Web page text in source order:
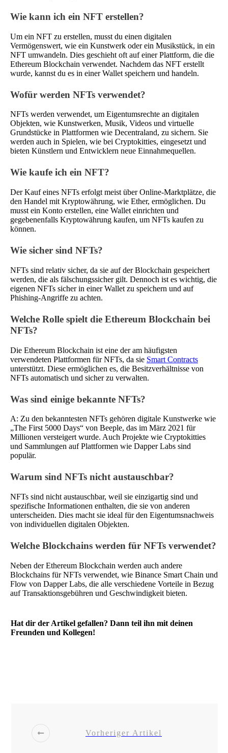
Wie kann ich ein NFT erstellen?
Um ein NFT zu erstellen, musst du einen digitalen
Vermögenswert, wie ein Kunstwerk oder ein Musikstück, in ein
NFT umwandeln. Dies geschieht oft auf einer Plattform, die die
Ethereum Blockchain verwendet. Nachdem das NFT erstellt
wurde, kannst du es in einer Wallet speichern und handeln.
Wofür werden NFTs verwendet?
NFTs werden verwendet, um Eigentumsrechte an digitalen
Objekten, wie Kunstwerken, Musik, Videos und virtuelle
Grundstücke in Plattformen wie Decentraland, zu sichern. Sie
werden auch in Spielen, wie bei Cryptokitties, eingesetzt und
bieten Künstlern und Entwicklern neue Einnahmequellen.
Wie kaufe ich ein NFT?
Der Kauf eines NFTs erfolgt meist über Online-Marktplätze, die
den Handel mit Kryptowährung, wie Ether, ermöglichen. Du
musst ein Konto erstellen, eine Wallet einrichten und
gegebenenfalls Kryptowährung kaufen, um NFTs kaufen zu
können.
Wie sicher sind NFTs?
NFTs sind relativ sicher, da sie auf der Blockchain gespeichert
werden, die als fälschungssicher gilt. Dennoch ist es wichtig, die
eigenen NFTs sicher in einer Wallet zu speichern und auf
Phishing-Angriffe zu achten.
Welche Rolle spielt die Ethereum Blockchain bei
NFTs?
Die Ethereum Blockchain ist eine der am häufigsten
verwendeten Plattformen für NFTs, da sie Smart Contracts
unterstützt. Diese ermöglichen es, die Besitzverhältnisse von
NFTs automatisch und sicher zu verwalten.
Was sind einige bekannte NFTs?
A: Zu den bekanntesten NFTs gehören digitale Kunstwerke wie
„The First 5000 Days“ von Beeple, das im März 2021 für
Millionen versteigert wurde. Auch Projekte wie Cryptokitties
und Sammlungen auf Plattformen wie Dapper Labs sind
populär.
Warum sind NFTs nicht austauschbar?
NFTs sind nicht austauschbar, weil sie einzigartig sind und
spezifische Informationen enthalten, die sie von anderen
unterscheiden. Dies macht sie ideal für den Eigentumsnachweis
von individuellen digitalen Objekten.
Welche Blockchains werden für NFTs verwendet?
Neben der Ethereum Blockchain werden auch andere
Blockchains für NFTs verwendet, wie Binance Smart Chain und
Flow von Dapper Labs, die alle verschiedene Vorteile in Bezug
auf Transaktionsgebühren und Geschwindigkeit bieten.
Hat dir der Artikel gefallen? Dann teil ihn mit deinen
Freunden und Kollegen!
Vorheriger Artikel